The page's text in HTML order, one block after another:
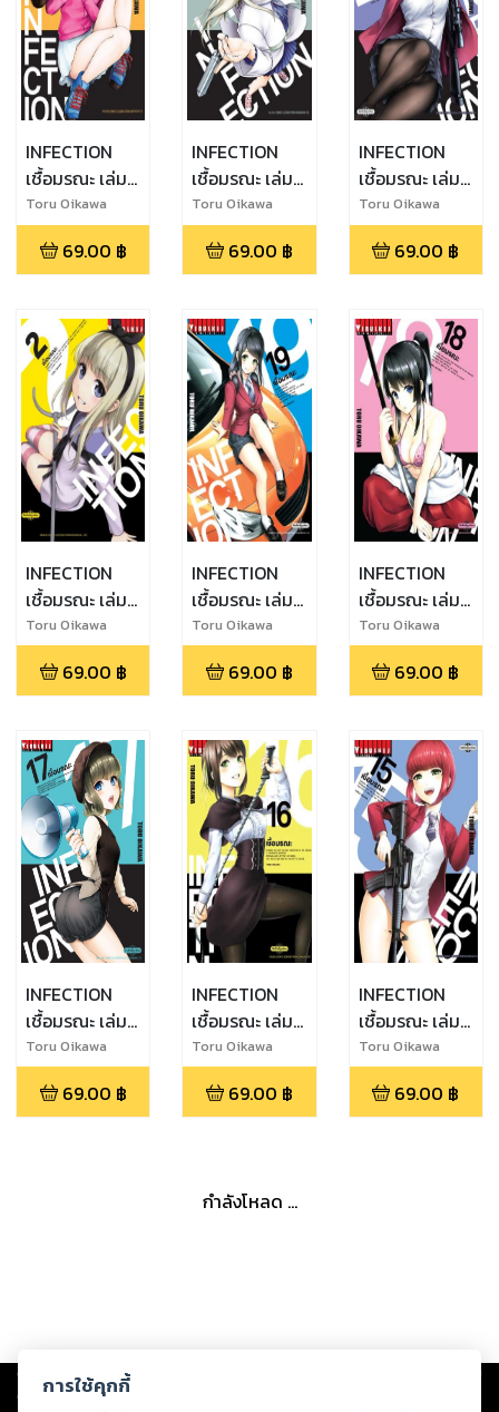
INFECTION
เชื้อมรณะ เล่ม
22
Toru Oikawa
69.00 ฿
INFECTION
เชื้อมรณะ เล่ม
21
Toru Oikawa
69.00 ฿
INFECTION
เชื้อมรณะ เล่ม
20
Toru Oikawa
69.00 ฿
INFECTION
เชื้อมรณะ เล่ม
2
Toru Oikawa
69.00 ฿
INFECTION
เชื้อมรณะ เล่ม
19
Toru Oikawa
69.00 ฿
INFECTION
เชื้อมรณะ เล่ม
18
Toru Oikawa
69.00 ฿
INFECTION
เชื้อมรณะ เล่ม
17
Toru Oikawa
69.00 ฿
INFECTION
เชื้อมรณะ เล่ม
16
Toru Oikawa
69.00 ฿
INFECTION
เชื้อมรณะ เล่ม
15
Toru Oikawa
69.00 ฿
กำลังโหลด ...
Copyright © 2026
ต่อผลงานหรือเนื้อหาใดที่อัปโหลดผ่านเว็บไซต์และปรากฏว่าละเมิดสิทธิใน
การใช้คุกกี้